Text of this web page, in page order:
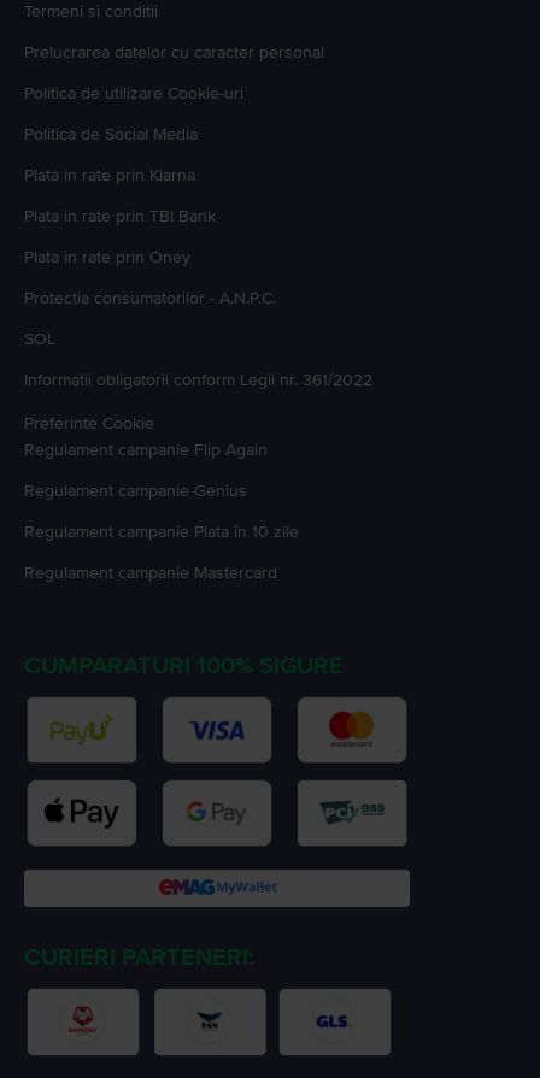
Termeni si conditii
Prelucrarea datelor cu caracter personal
Politica de utilizare Cookie-uri
Politica de Social Media
Plata in rate prin Klarna
Plata in rate prin TBI Bank
Plata in rate prin Oney
Protectia consumatorilor - A.N.P.C.
SOL
Informatii obligatorii conform Legii nr. 361/2022
Preferinte Cookie
Regulament campanie Flip Again
Regulament campanie Genius
Regulament campanie Plata în 10 zile
Regulament campanie Mastercard
CUMPARATURI 100% SIGURE
CURIERI PARTENERI: